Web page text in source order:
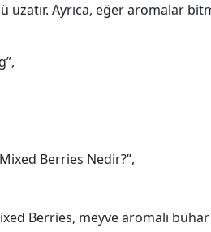
uzatır. Ayrıca, eğer aromalar
Berries Nedir?”,
Berries, meyve aromalı